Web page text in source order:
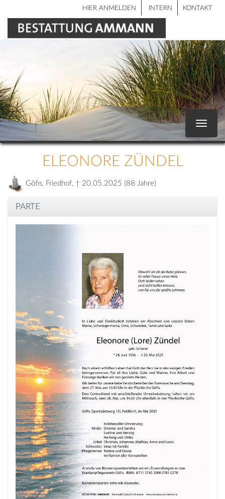
HIER ANMELDEN INTERN KONTAKT
Toggle
ELEONORE ZÜNDEL
Göfis, Friedhof, † 20.05.2025 (88 Jahre)
PARTE